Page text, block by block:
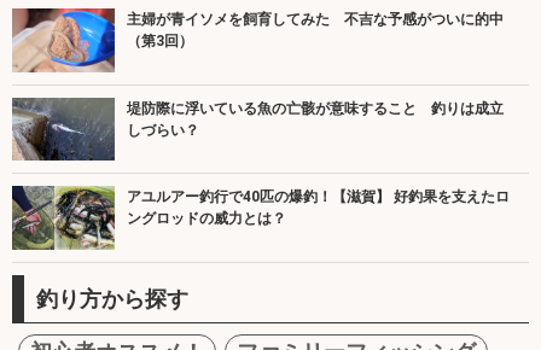
主婦が青イソメを飼育してみた 不吉な予感がついに的中
（第3回）
堤防際に浮いている魚の亡骸が意味すること 釣りは成立
しづらい？
アユルアー釣行で40匹の爆釣！【滋賀】 好釣果を支えたロ
ングロッドの威力とは？
釣り方から探す